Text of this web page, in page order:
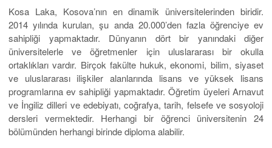
Kosa Laka, Kosova’nın en dinamik üniversitelerinden biridir.
2014 yılında kurulan, şu anda 20.000’den fazla öğrenciye ev
sahipliği yapmaktadır. Dünyanın dört bir yanındaki diğer
üniversitelerle ve öğretmenler için uluslararası bir okulla
ortaklıkları vardır. Birçok fakülte hukuk, ekonomi, bilim, siyaset
ve uluslararası ilişkiler alanlarında lisans ve yüksek lisans
programlarına ev sahipliği yapmaktadır. Öğretim üyeleri Arnavut
ve İngiliz dilleri ve edebiyatı, coğrafya, tarih, felsefe ve sosyoloji
dersleri vermektedir. Herhangi bir öğrenci üniversitenin 24
bölümünden herhangi birinde diploma alabilir.